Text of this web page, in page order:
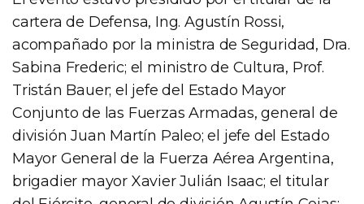
cartera de Defensa, Ing. Agustín Rossi,
acompañado por la ministra de Seguridad, Dra.
Sabina Frederic; el ministro de Cultura, Prof.
Tristán Bauer; el jefe del Estado Mayor
Conjunto de las Fuerzas Armadas, general de
división Juan Martín Paleo; el jefe del Estado
Mayor General de la Fuerza Aérea Argentina,
brigadier mayor Xavier Julián Isaac; el titular